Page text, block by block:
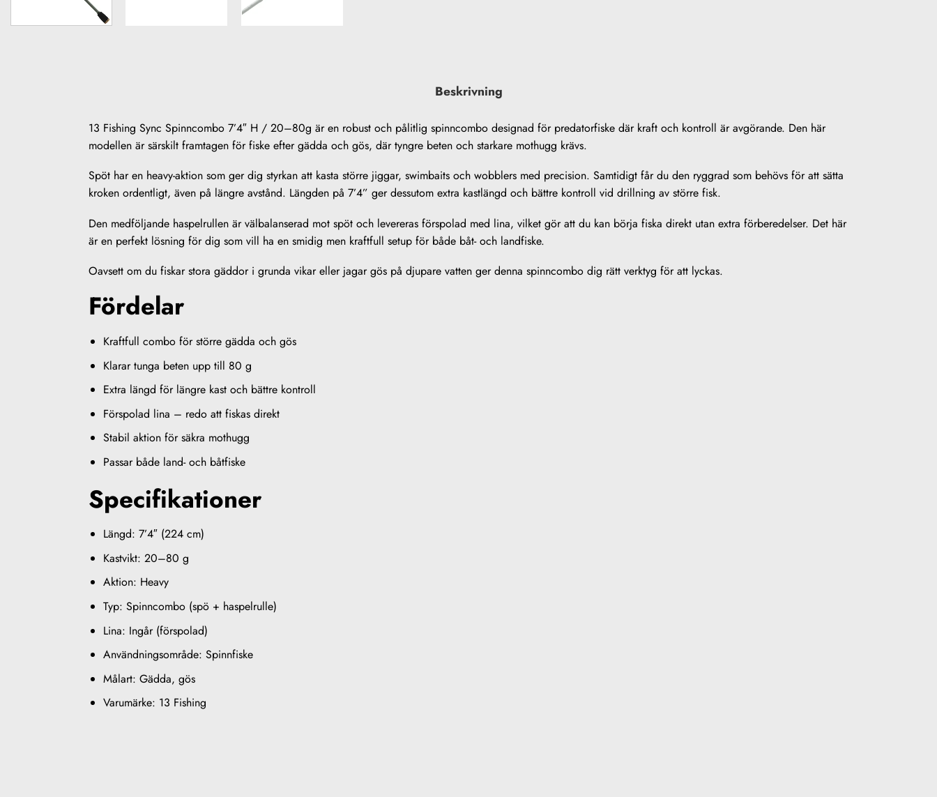
Beskrivning
13 Fishing Sync Spinncombo 7’4″ H / 20–80g är en robust och pålitlig spinncombo designad för predatorfiske där kraft och kontroll är avgörande. Den här
modellen är särskilt framtagen för fiske efter gädda och gös, där tyngre beten och starkare mothugg krävs.
Spöt har en heavy-aktion som ger dig styrkan att kasta större jiggar, swimbaits och wobblers med precision. Samtidigt får du den ryggrad som behövs för att sätta
kroken ordentligt, även på längre avstånd. Längden på 7’4” ger dessutom extra kastlängd och bättre kontroll vid drillning av större fisk.
Den medföljande haspelrullen är välbalanserad mot spöt och levereras förspolad med lina, vilket gör att du kan börja fiska direkt utan extra förberedelser. Det här
är en perfekt lösning för dig som vill ha en smidig men kraftfull setup för både båt- och landfiske.
Oavsett om du fiskar stora gäddor i grunda vikar eller jagar gös på djupare vatten ger denna spinncombo dig rätt verktyg för att lyckas.
Fördelar
Kraftfull combo för större gädda och gös
Klarar tunga beten upp till 80 g
Extra längd för längre kast och bättre kontroll
Förspolad lina – redo att fiskas direkt
Stabil aktion för säkra mothugg
Passar både land- och båtfiske
Specifikationer
Längd: 7’4″ (224 cm)
Kastvikt: 20–80 g
Aktion: Heavy
Typ: Spinncombo (spö + haspelrulle)
Lina: Ingår (förspolad)
Användningsområde: Spinnfiske
Målart: Gädda, gös
Varumärke: 13 Fishing